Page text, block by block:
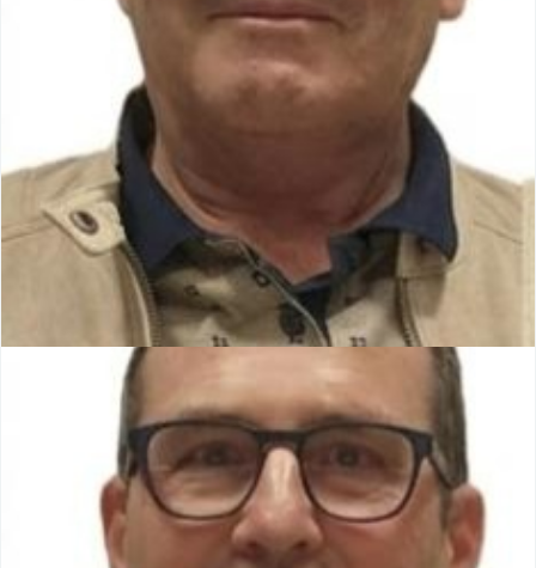
Damien LAURENT
Conseiller municipal
Membre de la commission Sport Culture Vies Associative
et Scolaire
Membre de la Commission Communale Consultative des
Sapeurs-Pompiers Volontaires.